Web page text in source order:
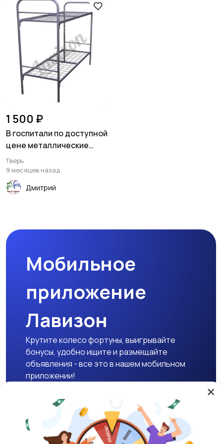
1 500 ₽
В госпитали по доступной
цене металлические
кровати
Тверь
9 месяцев назад
Дмитрий
Мобильное
приложение
Лавизон
Крутите колесо фортуны, выигрывайте
бонусы, удобно ищите и размещайте
объявления - все это в нашем мобильном
приложении!
Скачать APK
×